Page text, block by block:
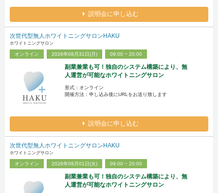
説明会に申し込む
次世代型無人ホワイトニングサロンHAKU
ホワイトニングサロン
オンライン 2026年08月31日(月) 09:00 ~ 20:00
副業兼業も可！独自のシステム構築により、無
人運営が可能なホワイトニングサロン
形式：オンライン
開催方法：申し込み後にURLをお送り致します
説明会に申し込む
次世代型無人ホワイトニングサロンHAKU
ホワイトニングサロン
オンライン 2026年09月01日(火) 09:00 ~ 20:00
副業兼業も可！独自のシステム構築により、無
人運営が可能なホワイトニングサロン